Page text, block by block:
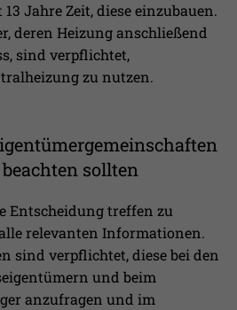
Jahre Zeit, diese einzubauen.
deren Heizung anschließend
sind verpflichtet,
zu nutzen.
sollten
Entscheidung treffen zu
relevanten Informationen.
sind verpflichtet, diese bei den
und beim
anzufragen und im